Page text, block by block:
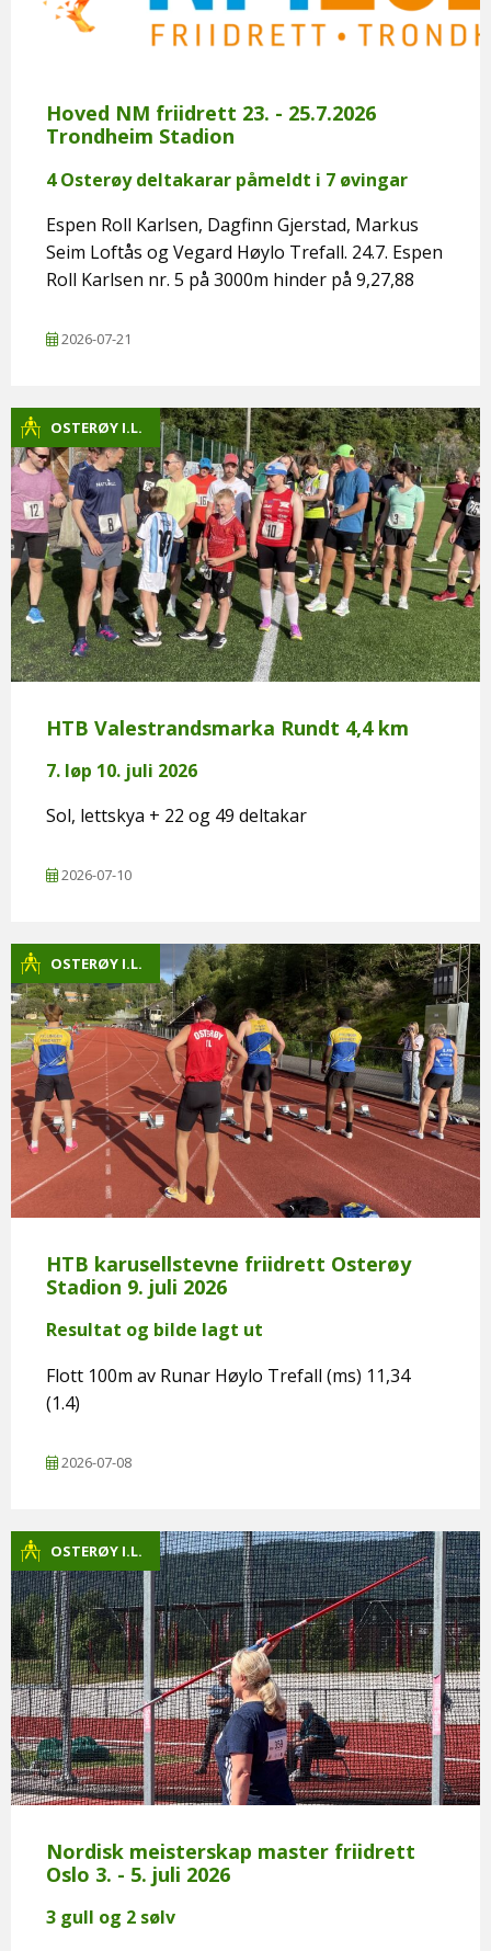
Hoved NM friidrett 23. - 25.7.2026
Trondheim Stadion
4 Osterøy deltakarar påmeldt i 7 øvingar
Espen Roll Karlsen, Dagfinn Gjerstad, Markus
Seim Loftås og Vegard Høylo Trefall. 24.7. Espen
Roll Karlsen nr. 5 på 3000m hinder på 9,27,88
2026-07-21
OSTERØY I.L.
HTB Valestrandsmarka Rundt 4,4 km
7. løp 10. juli 2026
Sol, lettskya + 22 og 49 deltakar
2026-07-10
OSTERØY I.L.
HTB karusellstevne friidrett Osterøy
Stadion 9. juli 2026
Resultat og bilde lagt ut
Flott 100m av Runar Høylo Trefall (ms) 11,34
(1.4)
2026-07-08
OSTERØY I.L.
Nordisk meisterskap master friidrett
Oslo 3. - 5. juli 2026
3 gull og 2 sølv